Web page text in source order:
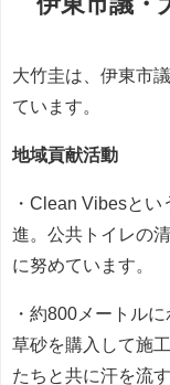
大竹圭は、伊東市
ています。
地域貢献活動
・Clean Vibesと
進。公共トイレの
に努めています。
・約800メートル
草砂を購入して施
たちと共に汗を流